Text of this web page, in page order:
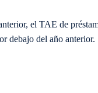
el TAE de
debajo del año anterior.